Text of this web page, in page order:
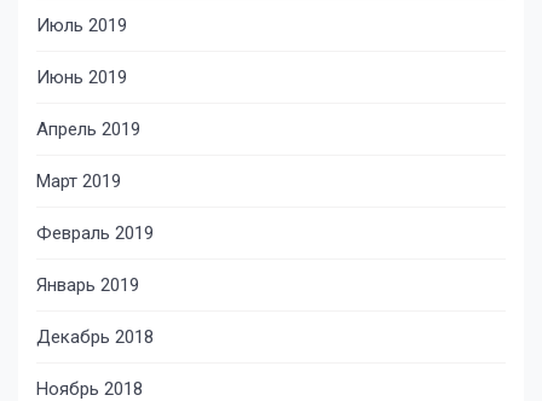
Июль 2019
Июнь 2019
Апрель 2019
Март 2019
Февраль 2019
Январь 2019
Декабрь 2018
Ноябрь 2018